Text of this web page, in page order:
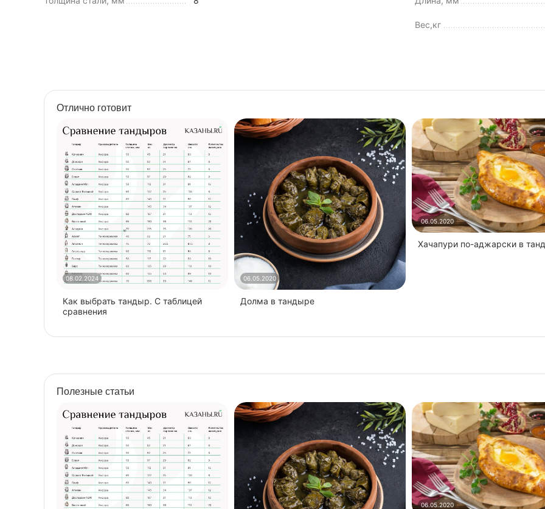
Вес,кг
Отлично готовит
08.02.2024
Как выбрать тандыр. С таблицей
сравнения
06.05.2020
​Долма в тандыре
06.05.2020
Хачапури по-аджарски в
Полезные статьи
06.05.2020